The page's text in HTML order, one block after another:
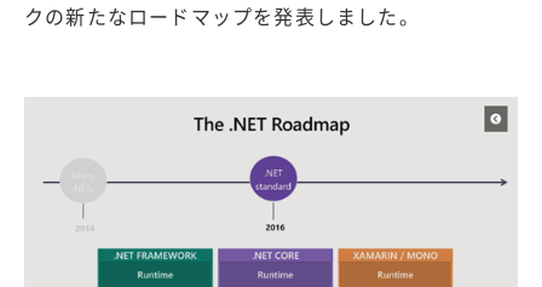
クの新たなロードマップを発表しました。